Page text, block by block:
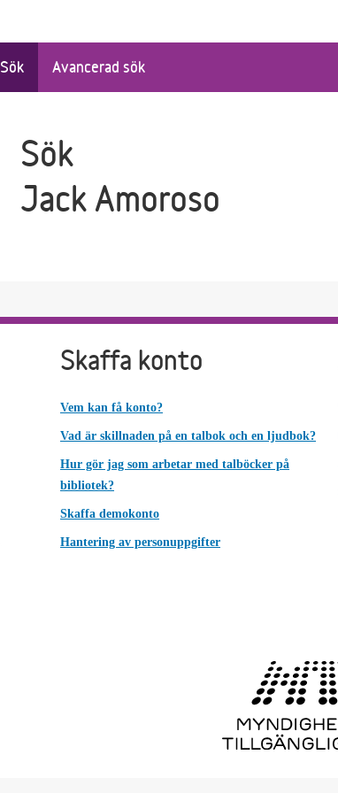
Sök Avancerad sök
Sök
Jack Amoroso
Skaffa konto
Vem kan få konto?
Vad är skillnaden på en talbok och en ljudbok?
Hur gör jag som arbetar med talböcker på
bibliotek?
Skaffa demokonto
Hantering av personuppgifter